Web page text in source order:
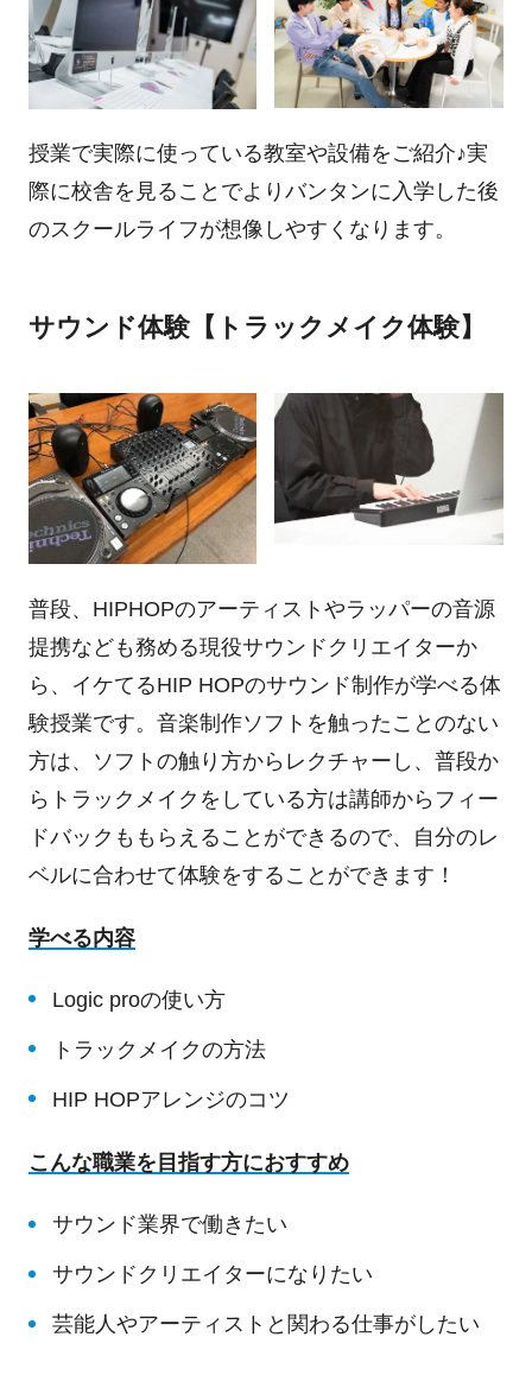
授業で実際に使っている教室や設備をご紹介♪実
際に校舎を見ることでよりバンタンに入学した後
のスクールライフが想像しやすくなります。
サウンド体験【トラックメイク体験】
普段、HIPHOPのアーティストやラッパーの音源
提携なども務める現役サウンドクリエイターか
ら、イケてるHIP HOPのサウンド制作が学べる体
験授業です。音楽制作ソフトを触ったことのない
方は、ソフトの触り方からレクチャーし、普段か
らトラックメイクをしている方は講師からフィー
ドバックももらえることができるので、自分のレ
ベルに合わせて体験をすることができます！
学べる内容
Logic proの使い方
トラックメイクの方法
HIP HOPアレンジのコツ
こんな職業を目指す方におすすめ
サウンド業界で働きたい
サウンドクリエイターになりたい
芸能人やアーティストと関わる仕事がしたい